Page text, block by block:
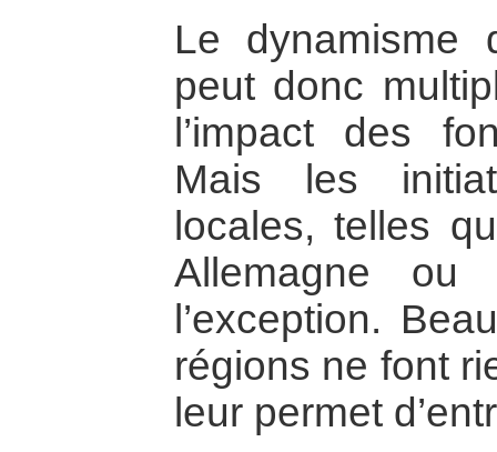
Le dynamisme
peut donc
l’impact des
Mais les
locales, telles
Allemagne ou
l’exception.
régions ne font
leur permet